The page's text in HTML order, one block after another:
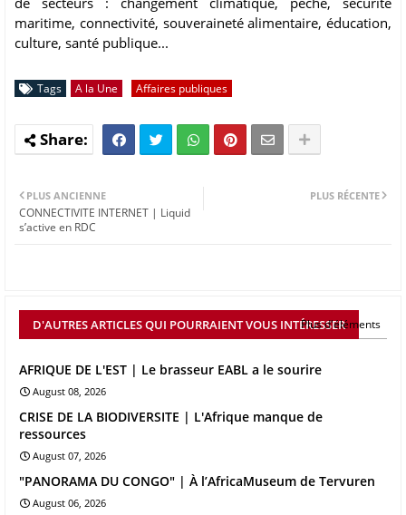
maritime, connectivité, souveraineté alimentaire, éducation,
culture, santé publique...
Tags A la Une Affaires publiques
PLUS RÉCENTE
PLUS ANCIENNE
CONNECTIVITE INTERNET | Liquid
s’active en RDC
D'AUTRES ARTICLES QUI POURRAIENT VOUS INTÉRESSER
Plus d'éléments
AFRIQUE DE L'EST | Le brasseur EABL a le sourire
August 08, 2026
CRISE DE LA BIODIVERSITE | L'Afrique manque de
ressources
August 07, 2026
"PANORAMA DU CONGO" | À l’AfricaMuseum de Tervuren
August 06, 2026